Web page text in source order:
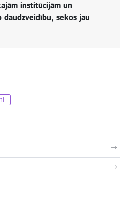
institūcijām un
sekos jau